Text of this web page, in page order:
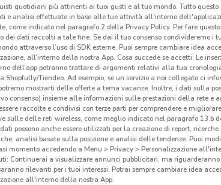
quotidiani più attinenti ai tuoi gusti e al tuo mondo. Tutto questo
e analisi effettuate in base alle tue attività all'interno
come indicato nel paragrafo 2 della Privacy Policy. Per fare
dei dati raccolti a tale fine. Se dai il tuo consenso condivideremo i
attraverso l’uso di SDK esterne. Puoi sempre cambiare idea
all’interno della nostra App. Cosa succede se accetti: Le
dell’app potranno trattare di argomenti relativi alla tua
Shopfully/Tiendeo. Ad esempio, se un servizio a noi collegato ci
mostrarti delle offerte a tema vacanze. Inoltre, i dati sulla
consenso) insieme alle informazioni sulle prestazioni della rete e
raccolte e condivisi con terze parti per comprendere e
sulle delle reti wireless, come meglio indicato nel paragrafo 13.b
possono anche essere utilizzati per la creazione di report,
analisi basate sulla posizione e analisi delle tendenze. Puoi
momento accedendo a Menu > Privacy > Personalizzazione
Continuerai a visualizzare annunci pubblicitari, ma
rilevanti per i tuoi interessi. Potrai sempre cambiare idea
all'interno della nostra App.